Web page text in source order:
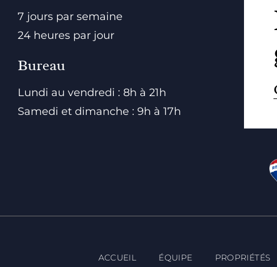
7 jours par semaine
24 heures par jour
Bureau
Lundi au vendredi : 8h à 21h
Samedi et dimanche : 9h à 17h
ACCUEIL ÉQUIPE PROPRIÉTÉS